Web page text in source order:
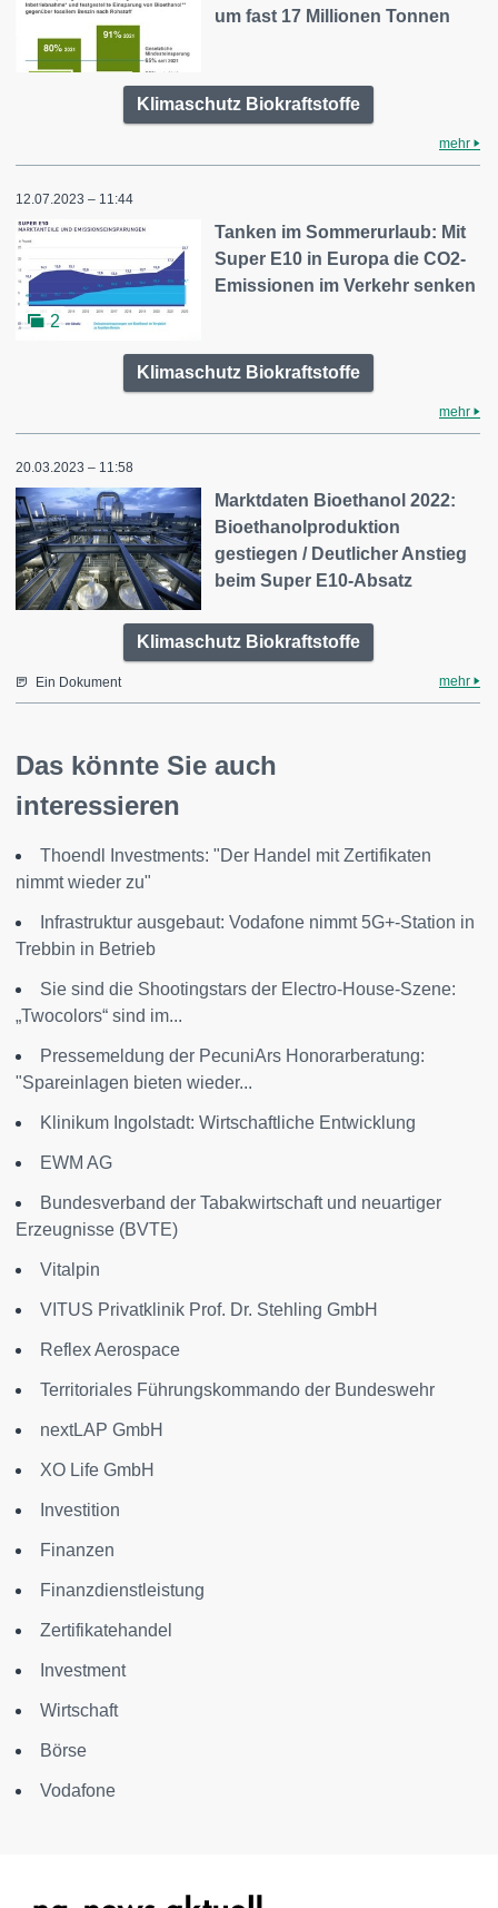
um fast 17 Millionen Tonnen
Klimaschutz Biokraftstoffe
mehr
12.07.2023 – 11:44
2
Tanken im Sommerurlaub: Mit
Super E10 in Europa die CO2-
Emissionen im Verkehr senken
Klimaschutz Biokraftstoffe
mehr
20.03.2023 – 11:58
Marktdaten Bioethanol 2022:
Bioethanolproduktion
gestiegen / Deutlicher Anstieg
beim Super E10-Absatz
Klimaschutz Biokraftstoffe
Ein Dokument mehr
Das könnte Sie auch
interessieren
Thoendl Investments: "Der Handel mit Zertifikaten
nimmt wieder zu"
Infrastruktur ausgebaut: Vodafone nimmt 5G+-Station in
Trebbin in Betrieb
Sie sind die Shootingstars der Electro-House-Szene:
„Twocolors“ sind im...
Pressemeldung der PecuniArs Honorarberatung:
"Spareinlagen bieten wieder...
Klinikum Ingolstadt: Wirtschaftliche Entwicklung
EWM AG
Bundesverband der Tabakwirtschaft und neuartiger
Erzeugnisse (BVTE)
Vitalpin
VITUS Privatklinik Prof. Dr. Stehling GmbH
Reflex Aerospace
Territoriales Führungskommando der Bundeswehr
nextLAP GmbH
XO Life GmbH
Investition
Finanzen
Finanzdienstleistung
Zertifikatehandel
Investment
Wirtschaft
Börse
Vodafone